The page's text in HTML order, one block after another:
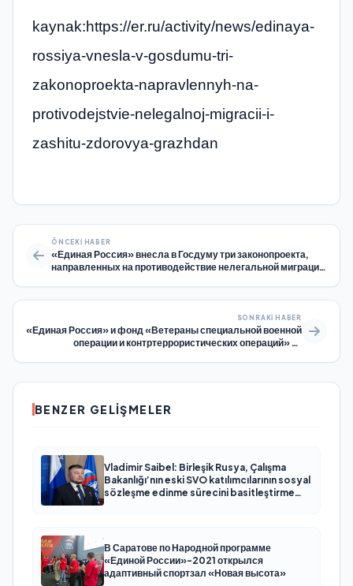
kaynak:https://er.ru/activity/news/edinaya-
rossiya-vnesla-v-gosdumu-tri-
zakonoproekta-napravlennyh-na-
protivodejstvie-nelegalnoj-migracii-i-
zashitu-zdorovya-grazhdan
ÖNCEKI HABER
«Единая Россия» внесла в Госдуму три законопроекта,
направленных на противодействие нелегальной миграции
SONRAKI HABER
«Единая Россия» и фонд «Ветераны специальной военной
операции и контртеррористических операций» из
BENZER GELIŞMELER
Vladimir Saibel: Birleşik Rusya, Çalışma
Bakanlığı’nın eski SVO katılımcılarının sosyal
sözleşme edinme sürecini basitleştirme
В Саратове по Народной программе
«Единой России»-2021 открылся
адаптивный спортзал «Новая высота»